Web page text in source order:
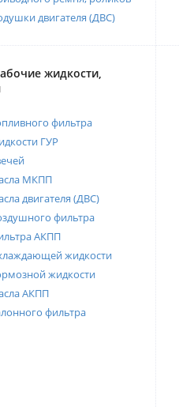
двигателя (ДВС)
жидкости,
фильтра
ГУР
МКПП
двигателя (ДВС)
фильтра
АКПП
жидкости
жидкости
АКПП
фильтра